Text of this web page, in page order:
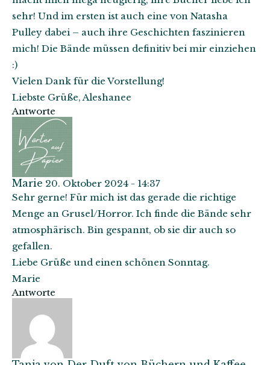
sehr! Und im ersten ist auch eine von Natasha
Pulley dabei – auch ihre Geschichten faszinieren
mich! Die Bände müssen definitiv bei mir einziehen
:)
Vielen Dank für die Vorstellung!
Liebste Grüße, Aleshanee
Antworte
Marie 20. Oktober 2024 - 14:37
Sehr gerne! Für mich ist das gerade die richtige
Menge an Grusel/Horror. Ich finde die Bände sehr
atmosphärisch. Bin gespannt, ob sie dir auch so
gefallen.
Liebe Grüße und einen schönen Sonntag.
Marie
Antworte